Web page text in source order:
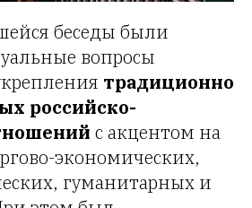
беседы были
вопросы
традиционно
российско-
с акцентом на
экономических,
гуманитарных и